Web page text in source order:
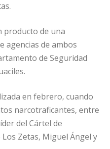
producto de una
agencias de ambos
de Seguridad
en febrero, cuando
narcotraficantes, entre
del Cártel de
Zetas, Miguel Ángel y